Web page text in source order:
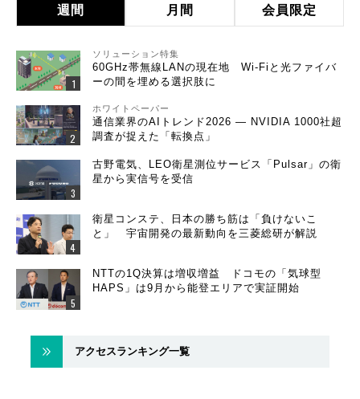
週間 月間 会員限定
ソリューション特集
60GHz帯無線LANの現在地 Wi-Fiと光ファイバ
ーの間を埋める選択肢に
ホワイトペーパー
通信業界のAIトレンド2026 ― NVIDIA 1000社超
調査が捉えた「転換点」
古野電気、LEO衛星測位サービス「Pulsar」の衛
星から実信号を受信
衛星コンステ、日本の勝ち筋は「負けないこ
と」 宇宙開発の最新動向を三菱総研が解説
NTTの1Q決算は増収増益 ドコモの「気球型
HAPS」は9月から能登エリアで実証開始
アクセスランキング一覧